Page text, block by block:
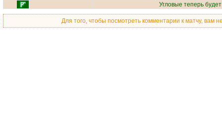
Угловые теперь
Для того, чтобы посмотреть комментарии к матчу, вам